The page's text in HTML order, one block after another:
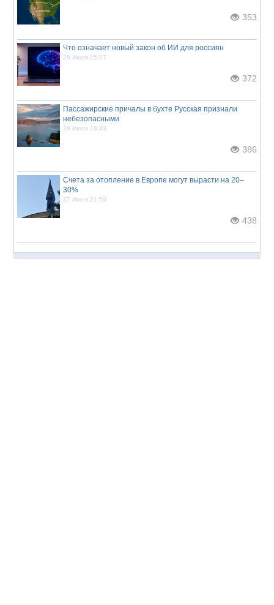
353
Что означает новый закон об ИИ для россиян
29 Июля 15:27
372
Пассажирские причалы в бухте Русская признали
небезопасными
28 Июля 18:43
386
Счета за отопление в Европе могут вырасти на 20–
30%
27 Июля 21:50
438